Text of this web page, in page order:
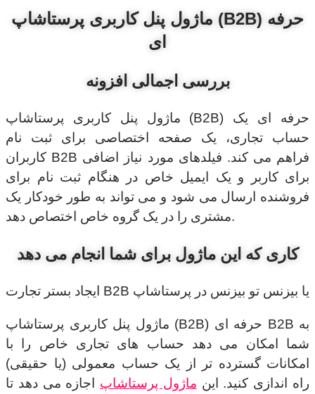
ماژول پنل کاربری پرستاشاپ (B2B) حرفه
ای
بررسی اجمالی افزونه
ماژول پنل کاربری پرستاشاپ (B2B) حرفه ای یک
حساب تجاری، یک صفحه اختصاصی برای ثبت نام
کاربران B2B فراهم می کند. فیلدهای مورد نیاز اضافی
برای کاربر و یک ایمیل خاص در هنگام ثبت نام برای
فروشنده ارسال می شود و می تواند به طور خودکار یک
مشتری را در یک گروه خاص اختصاص دهد.
کاری که این ماژول برای شما انجام می دهد
ایجاد بستر تجارت B2B یا بیزنس تو بیزنس در پرستاشاپ
ماژول پنل کاربری پرستاشاپ (B2B) حرفه ای B2B به
شما امکان می دهد حساب های تجاری خاص را با
امکانات گسترده تر از یک حساب معمولی (یا حقیقی)
راه اندازی کنید. این ماژول پرستاشاپ اجازه می دهد تا